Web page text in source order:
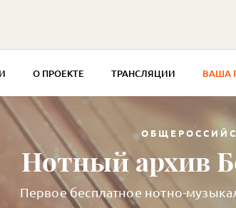
О ПРОЕКТЕ ТРАНСЛЯЦИИ ВАША
Нотный архив
Первое бесплатное нотно-